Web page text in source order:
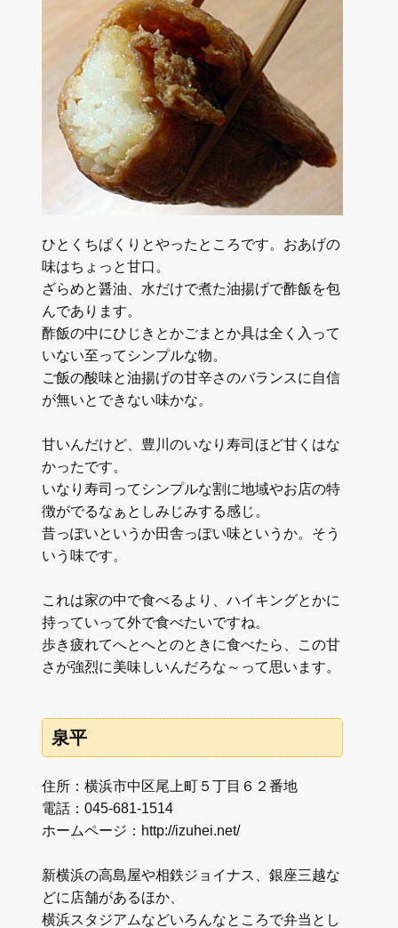
ひとくちぱくりとやったところです。おあげの
味はちょっと甘口。
ざらめと醤油、水だけで煮た油揚げで酢飯を包
んであります。
酢飯の中にひじきとかごまとか具は全く入って
いない至ってシンプルな物。
ご飯の酸味と油揚げの甘辛さのバランスに自信
が無いとできない味かな。
甘いんだけど、豊川のいなり寿司ほど甘くはな
かったです。
いなり寿司ってシンプルな割に地域やお店の特
徴がでるなぁとしみじみする感じ。
昔っぽいというか田舎っぽい味というか。そう
いう味です。
これは家の中で食べるより、ハイキングとかに
持っていって外で食べたいですね。
歩き疲れてへとへとのときに食べたら、この甘
さが強烈に美味しいんだろな～って思います。
泉平
住所：横浜市中区尾上町５丁目６２番地
電話：045-681-1514
ホームページ：http://izuhei.net/
新横浜の高島屋や相鉄ジョイナス、銀座三越な
どに店舗があるほか、
横浜スタジアムなどいろんなところで弁当とし